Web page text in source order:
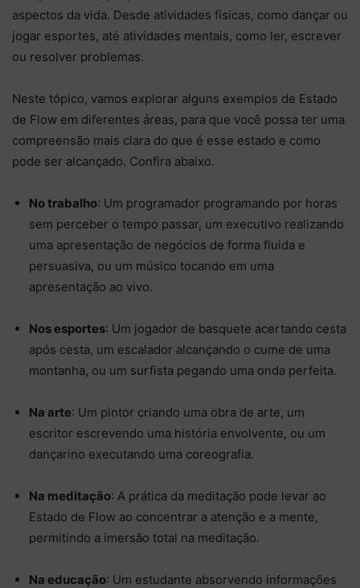
aspectos da vida. Desde atividades físicas, como dançar ou
jogar esportes, até atividades mentais, como ler, escrever
ou resolver problemas.
Neste tópico, vamos explorar alguns exemplos de Estado
de Flow em diferentes áreas, para que você possa ter uma
compreensão mais clara do que é esse estado e como
pode ser alcançado. Confira abaixo.
No trabalho: Um programador programando por horas
sem perceber o tempo passar, um executivo realizando
uma apresentação de negócios de forma fluida e
persuasiva, ou um músico tocando em uma
apresentação ao vivo.
Nos esportes: Um jogador de basquete acertando cesta
após cesta, um escalador alcançando o cume de uma
montanha, ou um surfista pegando uma onda perfeita.
Na arte: Um pintor criando uma obra de arte, um
escritor escrevendo uma história envolvente, ou um
dançarino executando uma coreografia.
Na meditação: A prática da meditação pode levar ao
Estado de Flow ao concentrar a atenção e a mente,
permitindo a imersão total na meditação.
Na educação: Um estudante absorvendo informações